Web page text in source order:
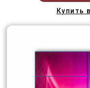
Купить